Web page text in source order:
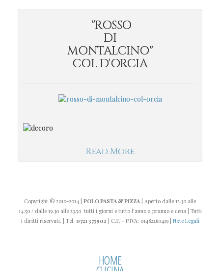
"ROSSO
DI
MONTALCINO"
COL D'ORCIA
Read More
Copyright © 2010-2014 POLO PASTA & PIZZA | Aperto dalle 12.30 alle
14.50 / dalle 19.30 alle 23.50 tutti i giorni e tutto l'anno a pranzo e cena | Tutti
i diritti riservati. | Tel. 0721 375902 | C.F. - P.IVA: 01482260419 | Note Legali
HOME